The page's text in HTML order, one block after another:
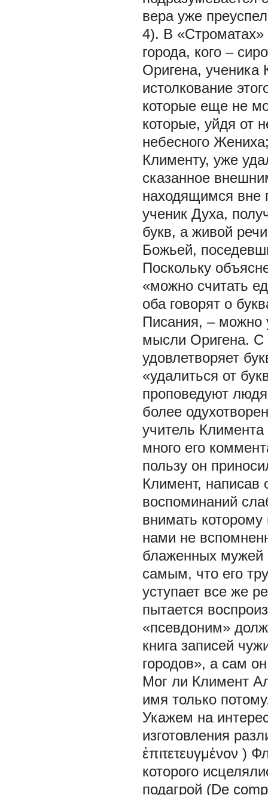
вера уже
4). В «Строматах»
города, кого –
Оригена, ученика
истолкование
которые еще не
которые, уйдя от
небесного
Клименту, уже
сказанное
находящимся вне
ученик Духа,
букв, а живой
Божьей,
Поскольку
«можно считать
оба говорят о
Писания, – можно
мысли Оригена. С
удовлетворяет
«удалиться от
проповедуют
более
учитель
много его
пользу он
Климент,
воспоминаний
внимать
нами не
блаженных мужей
самым, что его
уступает все же
пытается
«псевдоним»
книга записей
городов», а сам
Мог ли Климент
имя только
Укажем на
изготовления
ἐπιτετευγμένον )
которого
подагрой (De